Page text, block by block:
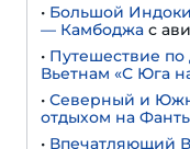
• Большой
— Камбоджа с
• Путешествие по
Вьетнам «С Юга
• Северный и
отдыхом на
• Впечатляющий